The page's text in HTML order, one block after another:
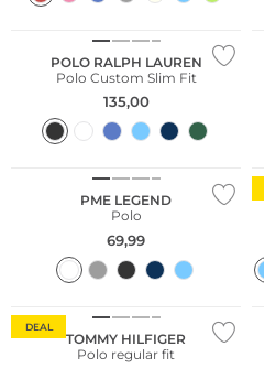
POLO RALPH LAUREN
Polo Custom Slim Fit
135,00
Taglie grandi
PME LEGEND
Polo
69,99
DEAL
Sostenibile
TOMMY HILFIGER
Polo regular fit